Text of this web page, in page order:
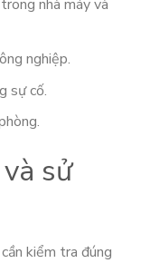
nhà máy và
nghiệp.
sự cố.
sử
kiểm tra đúng